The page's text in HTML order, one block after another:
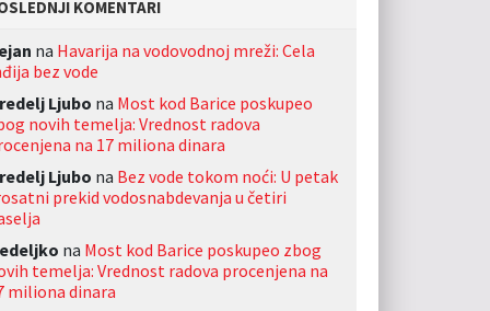
KOMENTARI
na Havarija na vodovodnoj mreži: Cela
bez vode
Ljubo na Most kod Barice poskupeo
novih temelja: Vrednost radova
na 17 miliona dinara
Ljubo na Bez vode tokom noći: U petak
prekid vodosnabdevanja u četiri
na Most kod Barice poskupeo zbog
temelja: Vrednost radova procenjena na
miliona dinara